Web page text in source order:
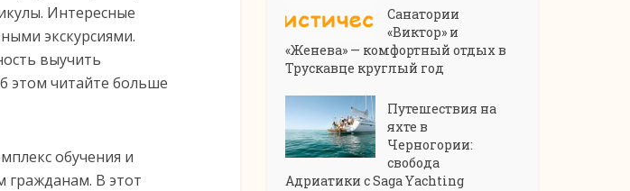
Интересные
экскурсиями.
выучить
этом читайте больше
обучения и
гражданам. В этот
Санатории
«Виктор» и
«Женева» — комфортный отдых в
Трускавце круглый год
Путешествия на
яхте в
Черногории:
свобода
Адриатики с Saga Yachting